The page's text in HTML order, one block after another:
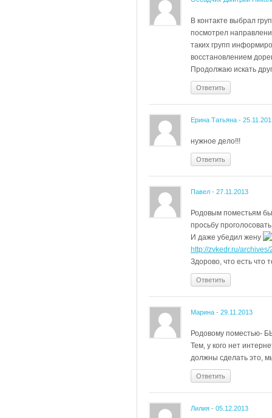
В контакте выбрал
посмотрел
таких групп
восстановлением
Продолжаю искать
Ответить
Ерина Татьяна -
нужное дело!!!
Ответить
Павел - 27.11.2013
Родовым поместьям
просьбу
И даже убедил жену
http://zvkedr.ru/archives/
Здорово, что есть что
Ответить
Марина - 29.11.2013
Родовому поместью-
Тем, у кого нет
должны сделать это,
Ответить
Лилия - 05.12.2013